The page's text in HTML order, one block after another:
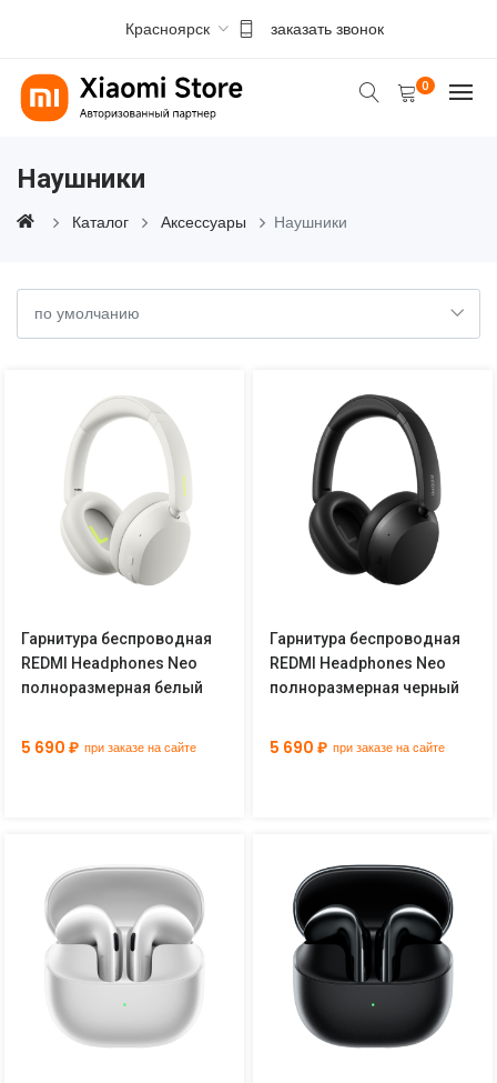
Красноярск заказать звонок
0
Наушники
Каталог Аксессуары Наушники
Гарнитура беспроводная
REDMI Headphones Neo
полноразмерная белый
5 690 ₽ при заказе на сайте
Гарнитура беспроводная
REDMI Headphones Neo
полноразмерная черный
5 690 ₽ при заказе на сайте